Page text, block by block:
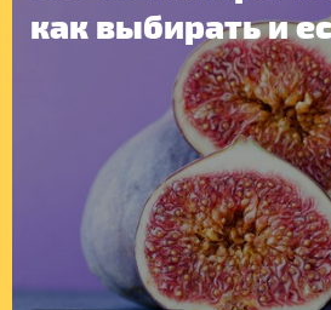
как выбирать и